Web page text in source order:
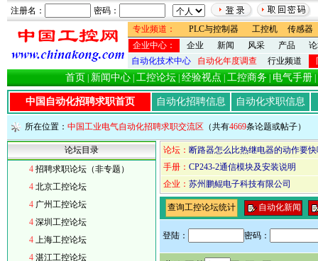
注册名：
密码：
专业频道：
PLC与控制器 工控机
传感器
企业中心：
企业 新闻 风采 产品
自动化技术中心
自动化年度调查 行业频道
首页 新闻中心 工控论坛 经验视点 工控商务 电气手册
中国自动化招聘求职首页 自动化招聘信息 自动化求职信息
所在位置： 中国工业电气自动化招聘求职交流区 （共有4669条论题或帖子）
论坛目录
4 招聘求职论坛（非专题）
4 北京工控论坛
4 广州工控论坛
4 深圳工控论坛
4 上海工控论坛
4 湛江工控论坛
论坛： 断路器怎么比热继电器的动作要
手册： CP243-2通信模块及安装说明
企业： 苏州鹏鲲电子科技有限公司
查询工控论坛统计 自动化新闻
登陆： 密码：